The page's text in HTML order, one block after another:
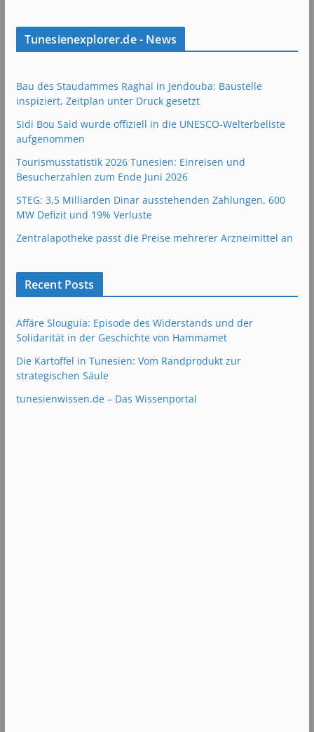
Tunesienexplorer.de - News
Bau des Staudammes Raghai in Jendouba: Baustelle
inspiziert, Zeitplan unter Druck gesetzt
Sidi Bou Said wurde offiziell in die UNESCO-Welterbeliste
aufgenommen
Tourismusstatistik 2026 Tunesien: Einreisen und
Besucherzahlen zum Ende Juni 2026
STEG: 3,5 Milliarden Dinar ausstehenden Zahlungen, 600
MW Defizit und 19% Verluste
Zentralapotheke passt die Preise mehrerer Arzneimittel an
Recent Posts
Affäre Slouguia: Episode des Widerstands und der
Solidarität in der Geschichte von Hammamet
Die Kartoffel in Tunesien: Vom Randprodukt zur
strategischen Säule
tunesienwissen.de – Das Wissenportal